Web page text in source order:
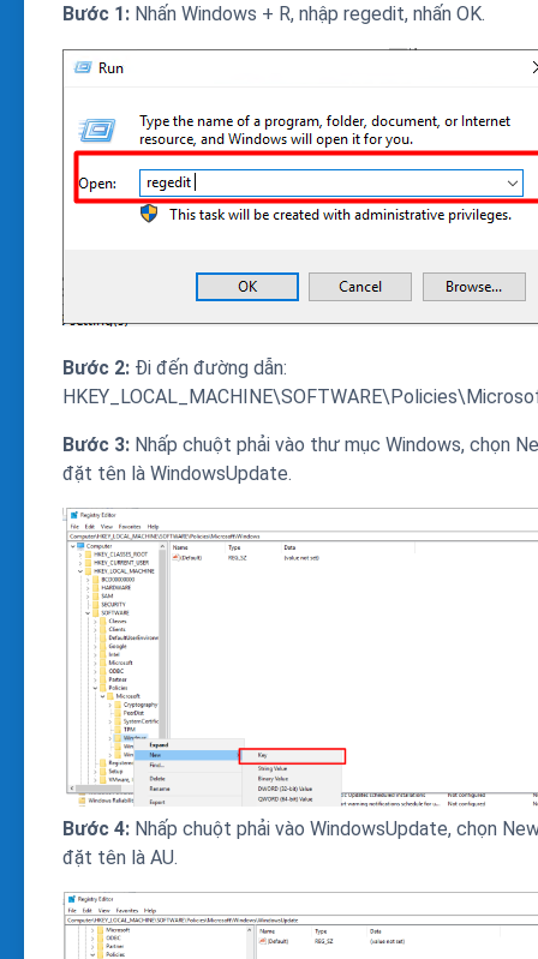
Bước 1: Nhấn Windows + R, nhập regedit, nhấn OK.
Bước 2: Đi đến đường dẫn:
Bước 3: Nhấp chuột phải vào thư mục Windows, chọn
đặt tên là WindowsUpdate.
Bước 4: Nhấp chuột phải vào WindowsUpdate, chọn
đặt tên là AU.